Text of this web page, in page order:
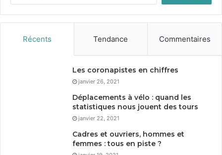
Récents Tendance Commentaires
Les coronapistes en chiffres
janvier 26, 2021
Déplacements à vélo : quand les
statistiques nous jouent des tours
janvier 22, 2021
Cadres et ouvriers, hommes et
femmes : tous en piste ?